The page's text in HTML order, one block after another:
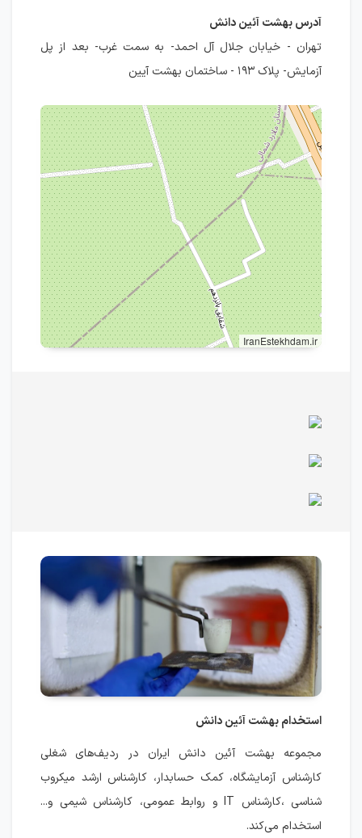
آدرس بهشت آئین دانش
تهران - خیابان جلال آل احمد- به سمت غرب- بعد از پل
آزمایش- پلاک ۱۹۳ - ساختمان بهشت آیین
IranEstekhdam.ir
استخدام بهشت آئین دانش
مجموعه بهشت آئین دانش ایران در ردیف‌های شغلی
کارشناس آزمایشگاه، کمک حسابدار، کارشناس ارشد میکروب
شناسی ،کارشناس IT و روابط عمومی، کارشناس شیمی و...
استخدام می‌کند.